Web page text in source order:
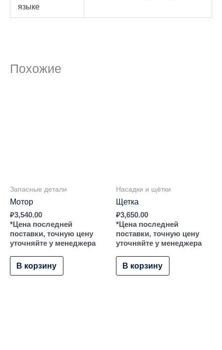
языке
Похожие
Запасные детали
Мотор
₽3,540.00
*Цена последней
поставки, точную цену
уточняйте у менеджера
В корзину
Насадки и щётки
Щетка
₽3,650.00
*Цена последней
поставки, точную цену
уточняйте у менеджера
В корзину